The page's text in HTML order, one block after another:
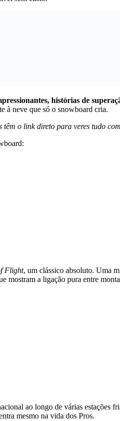
histórias de
à neve que só o snowboard cria.
o link direto para veres tudo
Flight, um clássico absoluto. Uma
mostram a ligação pura entre
ao longo de várias estações
mesmo na vida dos Pros.